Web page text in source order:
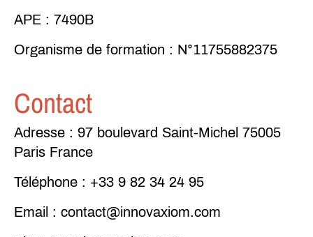
APE : 7490B
Organisme de formation : N°11755882375
Contact
Adresse : 97 boulevard Saint-Michel 75005
Paris France
Téléphone : +33 9 82 34 24 95
Email : contact@innovaxiom.com